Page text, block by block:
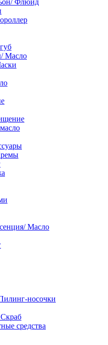
Флюид
Масло
Масло
носочки
средства